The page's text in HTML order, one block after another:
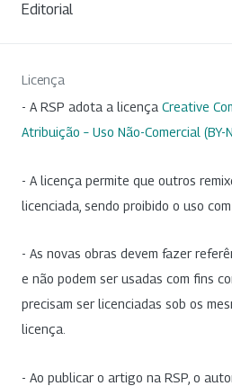
Editorial
Licença
- A RSP adota a licença Creative
Atribuição – Uso Não-Comercial (BY-
- A licença permite que outros
licenciada, sendo proibido o uso
- As novas obras devem fazer
e não podem ser usadas com fins
precisam ser licenciadas sob os
licença.
- Ao publicar o artigo na RSP, o